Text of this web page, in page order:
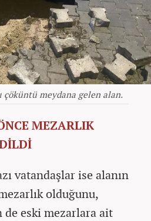
çöküntü meydana gelen alan.
MEZARLIK
vatandaşlar ise alanın
olduğunu,
eski mezarlara ait